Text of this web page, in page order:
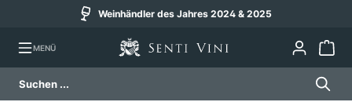
Versand am selben Werktag (bis 14 Uhr)
MENÜ